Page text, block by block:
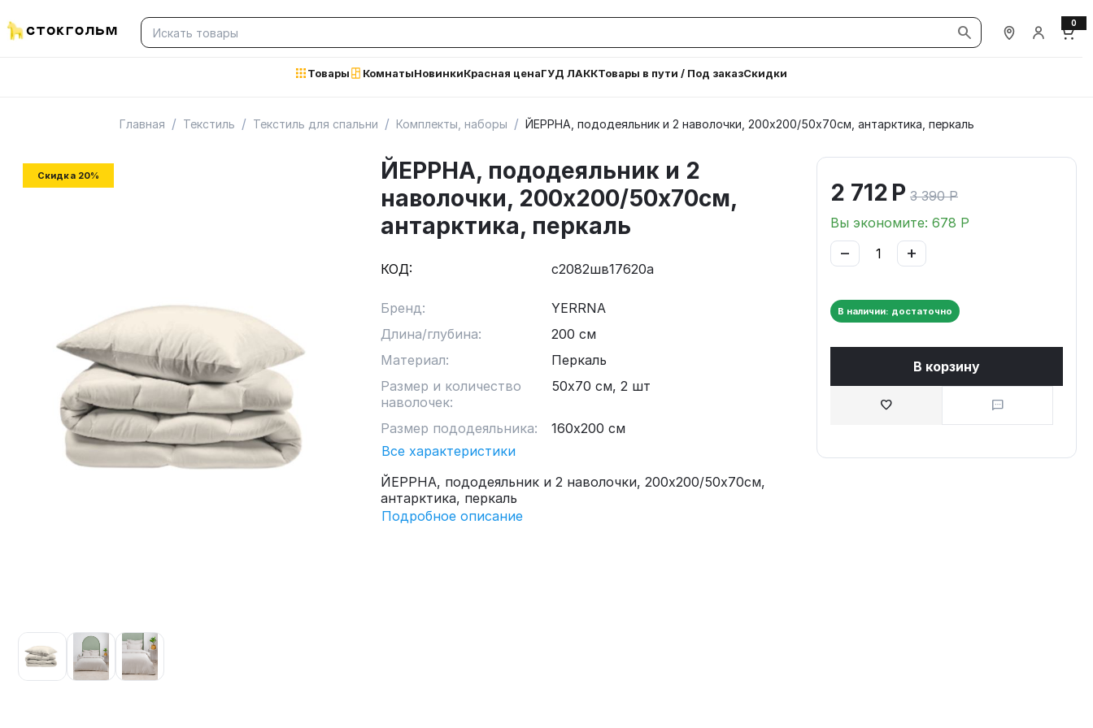
Наши магазины
Вход /
0
Товары КомнатыНовинкиКрасная ценаГУД ЛАККТовары в пути / Под заказСкидки
Главная / Текстиль / Текстиль для спальни / Комплекты, наборы / ЙЕРРНА, пододеяльник и 2 наволочки, 200х200/50х70см, антарктика, перкаль
Скидка 20%
ЙЕРРНА, пододеяльник и 2
наволочки, 200х200/50х70см,
антарктика, перкаль
КОД: с2082шв17620а
Бренд:
YERRNA
Длина/глубина:
200 см
Материал:
Перкаль
Размер и количество
наволочек:
50х70 см, 2 шт
Размер пододеяльника:
160х200 см
Все характеристики
ЙЕРРНА, пододеяльник и 2 наволочки, 200х200/50х70см,
антарктика, перкаль
Подробное описание
2 712 Р 3 390 Р
Вы экономите: 678 Р
+
−
В наличии: достаточно
В корзину